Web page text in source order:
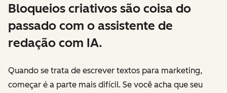
Bloqueios criativos são coisa do
passado com o assistente de
redação com IA.
Quando se trata de escrever textos para marketing,
começar é a parte mais difícil. Se você acha que seu